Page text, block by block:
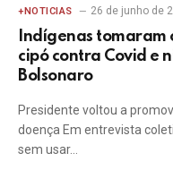
+NOTICIAS 26 de junho de
Indígenas tomaram
cipó contra Covid e
Bolsonaro
Presidente voltou a
doença Em entrevista
sem usar…